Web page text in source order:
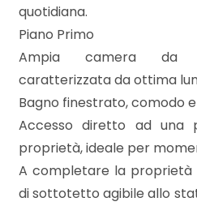
quotidiana.
Piano Primo
Ampia camera da
caratterizzata da ottima
Bagno finestrato, comodo
Accesso diretto ad una
proprietà, ideale per
A completare la proprietà
di sottotetto agibile allo
Locali
minimi
Qualsiasi
1
2